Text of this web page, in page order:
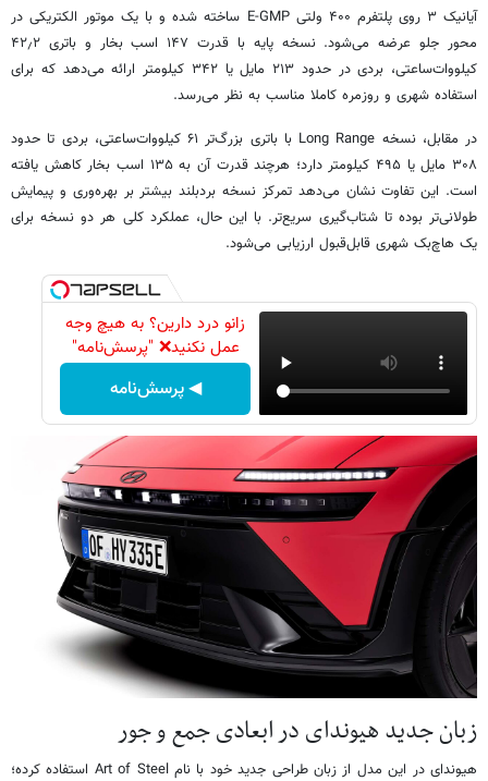
آیانیک ۳ روی پلتفرم ۴۰۰ ولتی E-GMP ساخته شده و با یک موتور الکتریکی در
محور جلو عرضه می‌شود. نسخه پایه با قدرت ۱۴۷ اسب بخار و باتری ۴۲٫۲
کیلووات‌ساعتی، بردی در حدود ۲۱۳ مایل یا ۳۴۲ کیلومتر ارائه می‌دهد که برای
استفاده شهری و روزمره کاملا مناسب به نظر می‌رسد.
در مقابل، نسخه Long Range با باتری بزرگ‌تر ۶۱ کیلووات‌ساعتی، بردی تا حدود
۳۰۸ مایل یا ۴۹۵ کیلومتر دارد؛ هرچند قدرت آن به ۱۳۵ اسب بخار کاهش یافته
است. این تفاوت نشان می‌دهد تمرکز نسخه بردبلند بیشتر بر بهره‌وری و پیمایش
طولانی‌تر بوده تا شتاب‌گیری سریع‌تر. با این حال، عملکرد کلی هر دو نسخه برای
یک هاچ‌بک شهری قابل‌قبول ارزیابی می‌شود.
زانو درد دارین؟ به هیچ وجه
عمل نکنید❌ "پرسش‌نامه"
◀ پرسش‌نامه
زبان جدید هیوندای در ابعادی جمع‌ و جور
هیوندای در این مدل از زبان طراحی جدید خود با نام Art of Steel استفاده کرده؛